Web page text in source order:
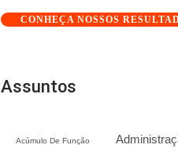
CONHEÇA NOSSOS
Assuntos
Acúmulo De Função